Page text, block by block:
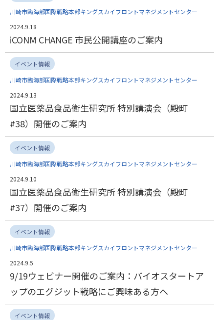
川崎市臨海部国際戦略本部キングスカイフロントマネジメントセンター
2024.9.18
iCONM CHANGE 市民公開講座のご案内
イベント情報
川崎市臨海部国際戦略本部キングスカイフロントマネジメントセンター
2024.9.13
国立医薬品食品衛生研究所 特別講演会（殿町
#38）開催のご案内
イベント情報
川崎市臨海部国際戦略本部キングスカイフロントマネジメントセンター
2024.9.10
国立医薬品食品衛生研究所 特別講演会（殿町
#37）開催のご案内
イベント情報
川崎市臨海部国際戦略本部キングスカイフロントマネジメントセンター
2024.9.5
9/19ウェビナー開催のご案内：バイオスタートア
ップのエグジット戦略にご興味ある方へ
イベント情報